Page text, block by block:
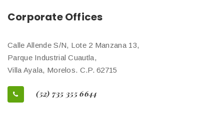
Corporate Offices
Calle Allende S/N, Lote 2 Manzana 13,
Parque Industrial Cuautla,
Villa Ayala, Morelos. C.P. 62715
(52) 735 355 6644